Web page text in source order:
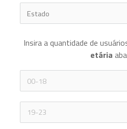
Insira a quantidade de
etária